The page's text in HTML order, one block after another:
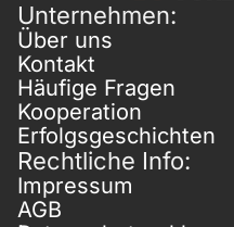
Unternehmen:
Über uns
Kontakt
Häufige Fragen
Kooperation
Erfolgsgeschichten
Rechtliche Info:
Impressum
AGB